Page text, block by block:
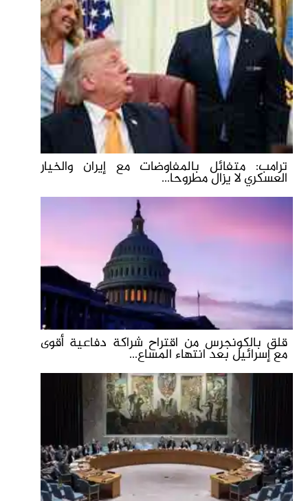
ترامب: متفائل بالمفاوضات مع إيران والخيار
العسكري لا يزال مطروحا...
قلق بالكونجرس من اقتراح شراكة دفاعية أقوى
مع إسرائيل بعد انتهاء المساع...